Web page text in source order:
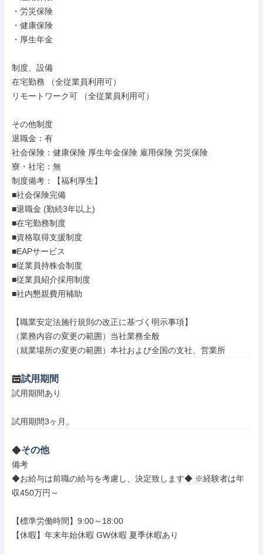
・労災保険
・健康保険
・厚生年金
制度、設備
在宅勤務 （全従業員利用可）
リモートワーク可 （全従業員利用可）
その他制度
退職金：有
社会保険：健康保険 厚生年金保険 雇用保険 労災保険
寮・社宅：無
制度備考：【福利厚生】
■社会保険完備
■退職金 (勤続3年以上)
■在宅勤務制度
■資格取得支援制度
■EAPサービス
■従業員持株会制度
■従業員紹介採用制度
■社内懇親費用補助
【職業安定法施行規則の改正に基づく明示事項】
（業務内容の変更の範囲）当社業務全般
（就業場所の変更の範囲）本社および全国の支社、営業所
試用期間
試用期間あり
試用期間3ヶ月。
その他
備考
◆お給与は前職の給与を考慮し、決定致します◆ ※経験者は年
収450万円～
【標準労働時間】9:00～18:00
【休暇】年末年始休暇 GW休暇 夏季休暇あり